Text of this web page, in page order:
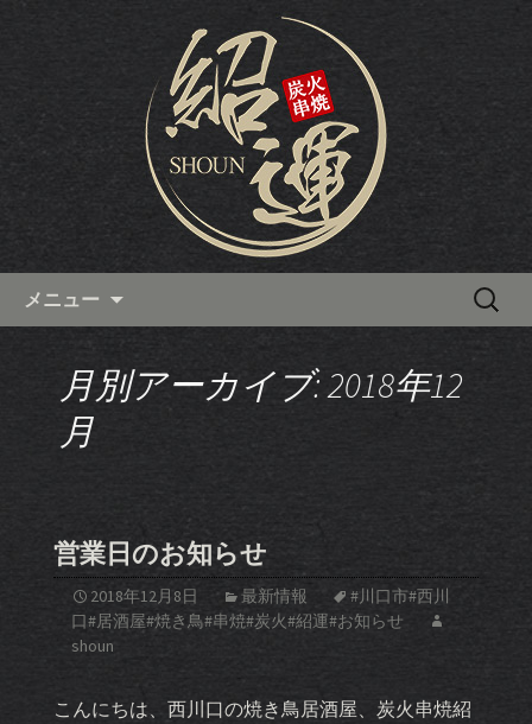
西川口の焼き鳥居酒屋「炭火串
焼 紹運」の最新情報
西川口から徒歩4分にある、カウンター
で食べるアツアツの焼鳥が人気の焼き
鳥居酒屋「炭火串焼 紹運」。白レバー
やハツといった串焼きだけでなく、宴
会でも人気のモツ鍋もおすすめです。
メニュー
検
月別アーカイブ: 2018年12
月
営業日のお知らせ
2018年12月8日 最新情報
#川口市#西川
口#居酒屋#焼き鳥#串焼#炭火#紹運#お知らせ
shoun
こんにちは、西川口の焼き鳥居酒屋、炭火串焼紹